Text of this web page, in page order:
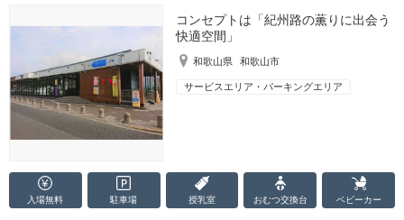
コンセプトは「紀州路の薫りに出会う
快適空間」
和歌山県 和歌山市
サービスエリア・パーキングエリア
入場無料 駐車場 授乳室 おむつ交換台 ベビーカー